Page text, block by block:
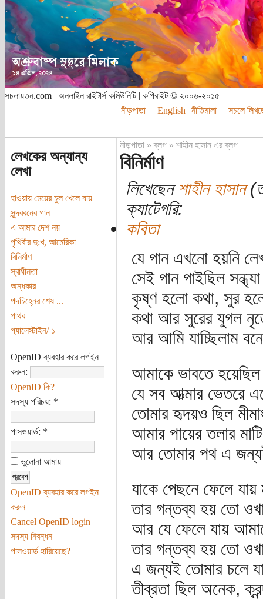
সচলায়তন.com | অনলাইন রাইটার্স কমিউনিটি | কপিরাইট © ২০০৬-২০১৫
নীড়পাতা
English নীতিমালা সচলে
লেখকের অন্যান্য
লেখা
হাওয়ায় মেয়ের চুল খেলে যায়
সুন্দরবনের গান
এ আমার দেশ নয়
পৃথিবীর দু:খ, আমেরিকা
বিনির্মাণ
স্বাধীনতা
অন্ধকার
পদচিহ্নের শেষ ...
পাথর
প্যালেস্টাইন/ ১
OpenID ব্যবহার করে লগইন
করুন:
OpenID কি?
সদস্য পরিচয়: *
পাসওয়ার্ড: *
ভুলোনা আমায়
OpenID ব্যবহার করে লগইন
করুন
Cancel OpenID login
সদস্য নিবন্ধন
পাসওয়ার্ড হারিয়েছে?
নীড়পাতা»ব্লগ» শাহীন হাসান এর ব্লগ
বিনির্মাণ
লিখেছেনশাহীন হাসান
ক্যাটেগরি:
কবিতা
যে গান এখনো হয়নি
সেই গান গাইছিল সন্ধ্যা
কৃষ্ণ হলো কথা, সুর
কথা আর সুরের যুগল
আর আমি যাচ্ছিলাম
আমাকে ভাবতে
যে সব আত্মার ভেতরে
তোমার হৃদয়ও ছিল
আমার পায়ের তলার
আর তোমার পথ এ
যাকে পেছনে ফেলে যায়
তার গন্তব্য হয় তো
আর যে ফেলে যায়
তার গন্তব্য হয় তো
এ জন্যই তোমার চলে
তীব্রতা ছিল অনেক,